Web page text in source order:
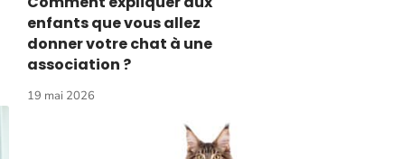
enfants que vous allez
donner votre chat à une
association ?
19 mai 2026